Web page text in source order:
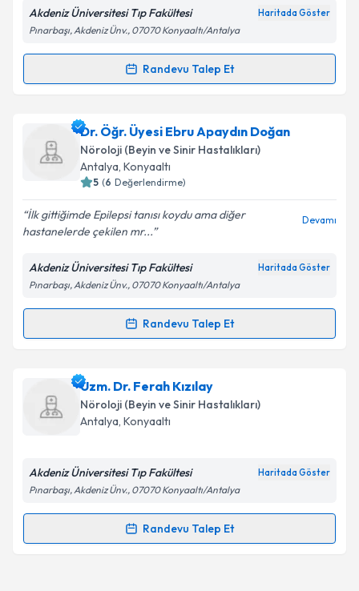
Kişisel verilerimin işlenmesine ilişkin
Metni'ni okudum ve kişisel verilerimin belirtilen
Takvim Talebini Gönder
Akdeniz Üniversitesi Tıp Fakültesi Haritada Göster
Pınarbaşı, Akdeniz Ünv., 07070 Konyaaltı/Antalya
Randevu Talep Et
Randevu Takvimi Talebi
Dr. Aykut Çilli için randevu takvimi talebi oluşturun.
Size bu uzmandan randevu almanız için bir takvim
hazırlandığında e-posta ile bilgilendireceğiz.
Kişisel verilerimin işlenmesine ilişkin
Aydınlatma
Metni'ni okudum ve kişisel verilerimin belirtilen
kapsamda işlenmesini kabul ediyorum.
Dr. Öğr. Üyesi Ebru Apaydın Doğan
Nöroloji (Beyin ve Sinir Hastalıkları)
Antalya, Konyaaltı
5 (6 Değerlendirme)
İlk gittiğimde Epilepsi tanısı koydu ama diğer
hastanelerde çekilen mr...
Devamı
Akdeniz Üniversitesi Tıp Fakültesi Haritada Göster
Pınarbaşı, Akdeniz Ünv., 07070 Konyaaltı/Antalya
Randevu Talep Et
Randevu Takvimi Talebi
Dr. Öğr. Üyesi Ebru Apaydın Doğan
takvimi talebi oluşturun. Size bu uzmandan randevu
almanız için bir takvim hazırlandığında e-posta ile
bilgilendireceğiz.
E-posta Adresiniz
Kişisel verilerimin işlenmesine ilişkinAydınlatma
Uzm. Dr. Ferah Kızılay
Nöroloji (Beyin ve Sinir Hastalıkları)
Antalya, Konyaaltı
Akdeniz Üniversitesi Tıp Fakültesi Haritada Göster
Pınarbaşı, Akdeniz Ünv., 07070 Konyaaltı/Antalya
Randevu Talep Et
Randevu Takvimi Talebi